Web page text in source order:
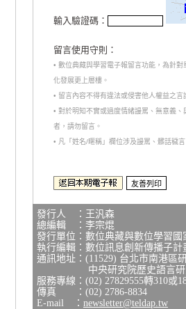
輸入驗證碼：
留言使用守則：
• 數位典藏與學習電子報留言功能，為針
化發展更上層樓。
• 留言內容不得有違法或侵害他人權益之
• 對於明知不實或過度情緒謾罵、無意義
者，請勿留言。
• 凡「姓名/暱稱」欄位涉及謾罵、髒話穢
發行人 ：王汎森
總編輯 ：李宗焜
發行單位：數位典藏與數位學習
執行編輯：數位訊息創新傳播子計
通訊地址：(11529) 台北市南港區
中央研究院歷史語言研究
服務專線：(02) 27829555轉310或
傳真 ：(02) 2786-8834
E-mail ： newsletter@teldap.tw